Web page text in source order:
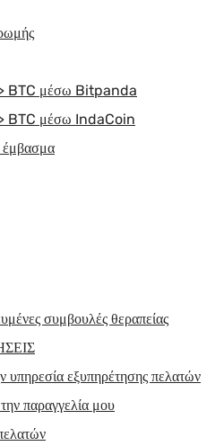
> BTC μέσω Bitpanda
> BTC μέσω IndaCoin
έμβασμα
συμβουλές θεραπείας
υπηρεσία εξυπηρέτησης πελατών
παραγγελία μου